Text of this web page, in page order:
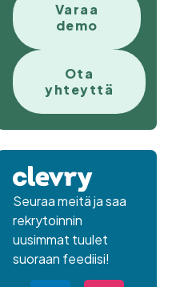
Varaa
demo
Ota
yhteyttä
Seuraa meitä ja saa
rekrytoinnin
uusimmat tuulet
suoraan feediisi!